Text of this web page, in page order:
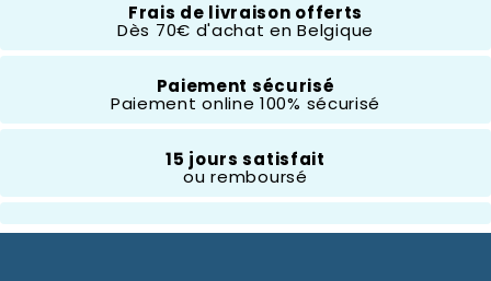
Mickey Et Ses Amis
Frais de livraison offerts
Dès 70€ d'achat en Belgique
Paiement sécurisé
Paiement online 100% sécurisé
15 jours satisfait
ou remboursé